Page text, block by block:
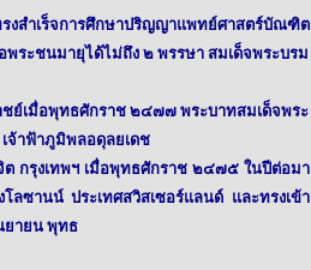
สำเร็จการศึกษาปริญญาแพทย์ศาสตร์บัณฑิต
พระชนมายุได้ไม่ถึง ๒ พรรษา สมเด็จพระบรม
เมื่อพุทธศักราช ๒๔๗๗ พระบาทสมเด็จพระ
จ้าฟ้าภูมิพลอดุลยเดช
กรุงเทพฯ เมื่อพุทธศักราช ๒๔๗๕ ในปีต่อมา
ซานน์ ประเทศสวิสเซอร์แลนด์ และทรงเข้า
ยายน พุทธ